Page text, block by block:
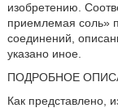
изобретению.
приемлемая соль»
соединений,
указано иное.
ПОДРОБНОЕ
Как представлено,